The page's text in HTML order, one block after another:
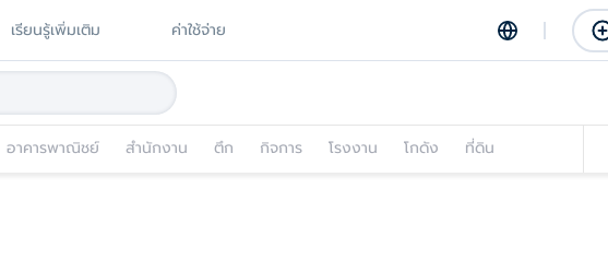
เรียนรู้เพิ่มเติม ค่าใช้จ่าย
อาคารพาณิชย์ สำนักงาน ตึก กิจการ โรงงาน โกดัง ที่ดิน